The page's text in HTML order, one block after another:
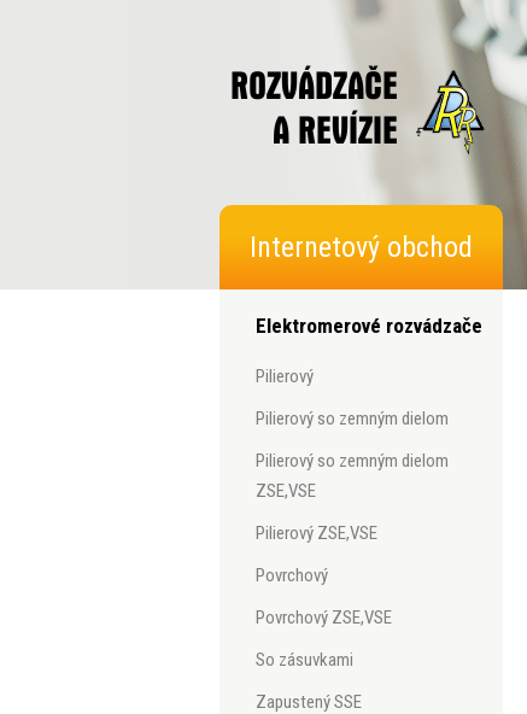
Internetový obchod
Elektromerové rozvádzače
pilierový
pilierový so zemným dielom
pilierový so zemným dielom
ZSE,VSE
pilierový ZSE,VSE
povrchový
povrchový ZSE,VSE
so zásuvkami
zapustený SSE